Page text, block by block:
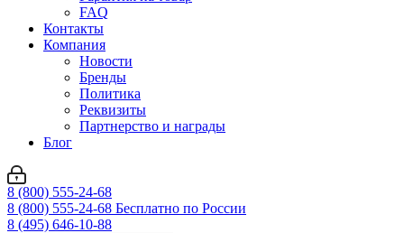
FAQ
Контакты
Компания
Новости
Бренды
Политика
Реквизиты
Партнерство и награды
Блог
8 (800) 555-24-68
8 (800) 555-24-68 Бесплатно по России
8 (495) 646-10-88